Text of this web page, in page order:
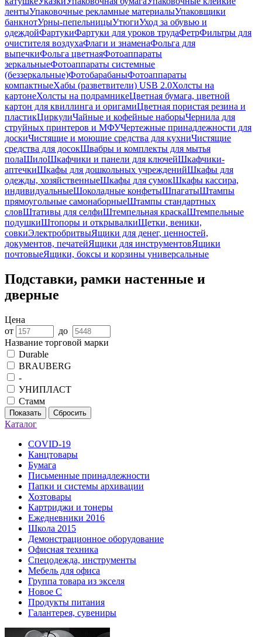
лентыУпаковочные рекламные материалыУпаковщики
банкнотУрны-пепельницыУтюгиУход за обувью и
одеждойФартукиФартуки для уроков трудаФетрФильтры для
очистителя воздухаФлаги и знаменаФольга для
выпечкиФольга цветнаяФотоаппараты
зеркальныеФотоаппараты системные
(беззеркальные)ФотобарабаныФотоаппараты
компактныеХабы (разветвители) USB 2.0Холсты на
картонеХолсты на подрамникеЦветная бумага, цветной
картон для квиллинга и оригамиЦветная пористая резина и
пластикЦиркулиЧайные и кофейные наборыЧернила для
струйных принтеров и МФУЧертежные принадлежности для
доскиЧистящие и моющие средства для кухниЧистящие
средства для досокШвабры и комплекты для мытья
полаШилоШкафчики и панели для ключейШкафчики-
аптечкиШкафы для дошкольных учрежденийШкафы для
одежды, хозяйственныеШкафы для сумокШкафы кассира,
индивидуальныеШоколадные конфетыШпагатыШтампы
прямоугольные самонаборныеШтампы стандартных
словШтативы для селфиШтемпельная краскаШтемпельные
подушкиШтопоры и открывалкиЩетки, веники,
совкиЭлектробритвыЯщики для денег, ценностей,
документов, печатейЯщики для инструментовЯщики
почтовыеЯщики, боксы и корзины универсальные
Подставки, рамки настенные и
дверные
Цена
от
до
Название торговой марки
Durable
BRAUBERG
-
УНИПЛАСТ
Стамм
Показать Сбросить
Каталог
COVID-19
Канцтовары
Бумага
Письменные принадлежности
Папки и системы архивации
Хозтовары
Картриджи и тонеры
Ежедневники 2016
Школа 2015
Демонстрационное оборудование
Офисная техника
Спецодежда, инструменты
Мебель для офиса
Группа товара из экселя
Новое С
Продукты питания
Галантерея, сувениры